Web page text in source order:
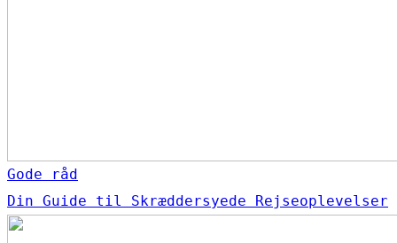
Gode råd
Din Guide til Skræddersyede Rejseoplevelser